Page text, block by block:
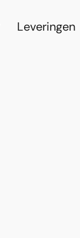
Leveringen